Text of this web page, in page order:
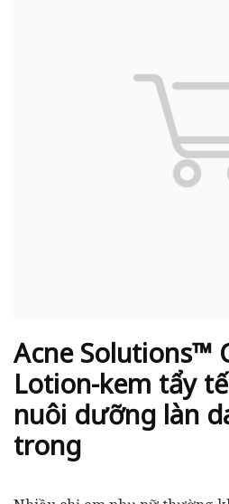
Acne Solutions™
Lotion-kem tẩy
nuôi dưỡng làn
trong